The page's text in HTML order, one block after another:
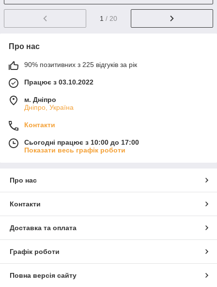
1 / 20
Про нас
90% позитивних з 225 відгуків за рік
Працює з 03.10.2022
м. Дніпро
Дніпро, Україна
Контакти
Сьогодні працює з 10:00 до 17:00
Показати весь графік роботи
Про нас
Контакти
Доставка та оплата
Графік роботи
Повна версія сайту